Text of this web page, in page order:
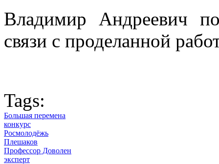
Владимир Андреевич
связи с проделанной
Tags:
Большая перемена
конкурс
Росмолодёжь
Плешаков
Профессор Доволен
эксперт